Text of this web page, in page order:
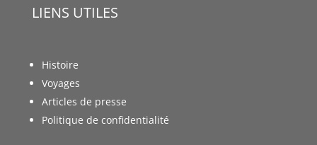
LIENS UTILES
Histoire
Voyages
Articles de presse
Politique de confidentialité